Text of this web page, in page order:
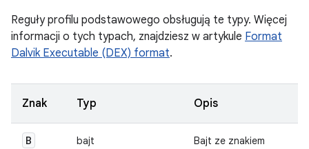
Reguły profilu podstawowego obsługują te typy. Więcej
informacji o tych typach, znajdziesz w artykule Format
Dalvik Executable (DEX) format.
Znak Typ Opis
B bajt Bajt ze znakiem